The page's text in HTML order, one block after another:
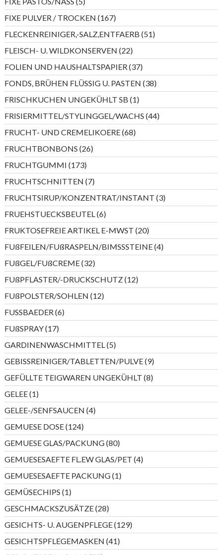
Produkte
FIXE PULVER / TROCKEN 167167
Produkte
FLECKENREINIGER,-SALZ,ENTFAERB 5151
Produkte
FLEISCH- U. WILDKONSERVEN 2222
Produkte
FOLIEN UND HAUSHALTSPAPIER 3737
Produkte
FONDS, BRÜHEN FLÜSSIG U. PASTEN 3838
Produkte
FRISCHKUCHEN UNGEKÜHLT SB 11
Produkt
FRISIERMITTEL/STYLINGGEL/WACHS 4444
Produkte
FRUCHT- UND CREMELIKOERE 6868
Produkte
FRUCHTBONBONS 2626
Produkte
FRUCHTGUMMI 173173
Produkte
FRUCHTSCHNITTEN 77
Produkte
FRUCHTSIRUP/KONZENTRAT/INSTANT 33
Produkte
FRUEHSTUECKSBEUTEL 66
Produkte
FRUKTOSEFREIE ARTIKEL E-MWST 2020
Produkte
FUßFEILEN/FUßRASPELN/BIMSSSTEINE 44
Produkte
FUßGEL/FUßCREME 3232
Produkte
FUßPFLASTER/-DRUCKSCHUTZ 1212
Produkte
FUßPOLSTER/SOHLEN 1212
Produkte
FUSSBAEDER 66
Produkte
FUßSPRAY 1717
Produkte
GARDINENWASCHMITTEL 55
Produkte
GEBISSREINIGER/TABLETTEN/PULVE 99
Produkte
GEFÜLLTE TEIGWAREN UNGEKÜHLT 88
Produkte
GELEE 11
Produkt
GELEE-/SENFSAUCEN 44
Produkte
GEMUESE DOSE 124124
Produkte
GEMUESE GLAS/PACKUNG 8080
Produkte
GEMUESESAEFTE FL.EW GLAS/PET 44
Produkte
GEMUESESAEFTE PACKUNG 11
Produkt
GEMÜSECHIPS 11
Produkt
GESCHMACKSZUSÄTZE 2828
Produkte
GESICHTS- U. AUGENPFLEGE 129129
Produkte
GESICHTSPFLEGEMASKEN 4141
Produkte